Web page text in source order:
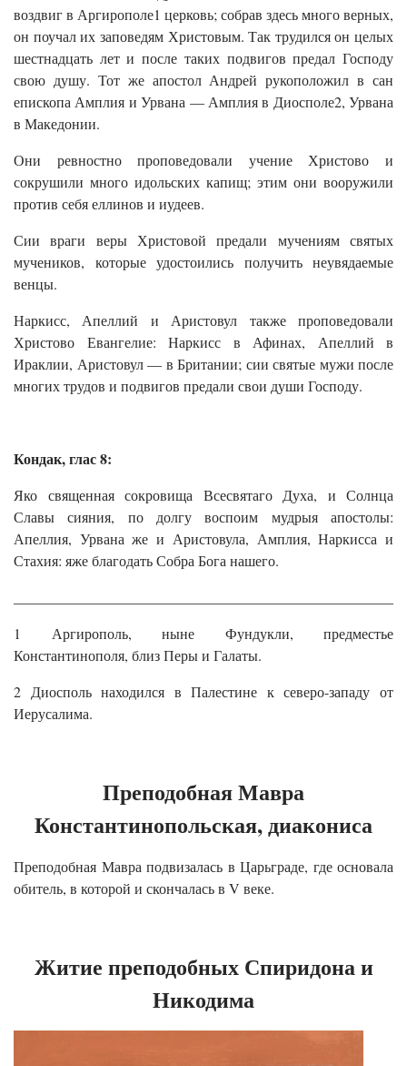
воздвиг в Аргирополе1 церковь; собрав здесь много верных,
он поучал их заповедям Христовым. Так трудился он целых
шестнадцать лет и после таких подвигов предал Господу
свою душу. Тот же апостол Андрей рукоположил в сан
епископа Амплия и Урвана — Амплия в Диосполе2, Урвана
в Македонии.
Они ревностно проповедовали учение Христово и
сокрушили много идольских капищ; этим они вооружили
против себя еллинов и иудеев.
Сии враги веры Христовой предали мучениям святых
мучеников, которые удостоились получить неувядаемые
венцы.
Наркисс, Апеллий и Аристовул также проповедовали
Христово Евангелие: Наркисс в Афинах, Апеллий в
Ираклии, Аристовул — в Британии; сии святые мужи после
многих трудов и подвигов предали свои души Господу.
Кондак, глас 8:
Яко священная сокровища Всесвятаго Духа, и Солнца
Славы сияния, по долгу воспоим мудрыя апостолы:
Апеллия, Урвана же и Аристовула, Амплия, Наркисса и
Стахия: яже благодать Собра Бога нашего.
1 Аргирополь, ныне Фундукли, предместье
Константинополя, близ Перы и Галаты.
2 Диосполь находился в Палестине к северо-западу от
Иерусалима.
Преподобная Мавра
Константинопольская, диакониса
Преподобная Мавра подвизалась в Царьграде, где основала
обитель, в которой и скончалась в V веке.
Житие преподобных Спиридона и
Никодима